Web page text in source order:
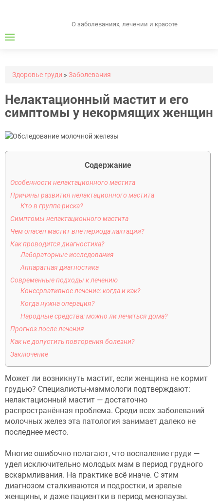
О заболеваниях, лечении и красоте
Здоровье груди » Заболевания
Нелактационный мастит и его
симптомы у некормящих женщин
Содержание
Особенности нелактационного мастита
Причины развития нелактационного мастита
Кто в группе риска?
Симптомы нелактационного мастита
Чем опасен мастит вне периода лактации?
Как проводится диагностика?
Лабораторные исследования
Аппаратная диагностика
Современные подходы к лечению
Консервативное лечение: когда и как?
Когда нужна операция?
Народные средства: можно ли лечиться дома?
Прогноз после лечения
Как не допустить повторения болезни?
Заключение
Может ли возникнуть мастит, если женщина не кормит
грудью? Специалисты-маммологи подтверждают:
нелактационный мастит — достаточно
распространённая проблема. Среди всех заболеваний
молочных желез эта патология занимает далеко не
последнее место.
Многие ошибочно полагают, что воспаление груди —
удел исключительно молодых мам в период грудного
вскармливания. На практике всё иначе. С этим
диагнозом сталкиваются и подростки, и зрелые
женщины, и даже пациентки в период менопаузы.